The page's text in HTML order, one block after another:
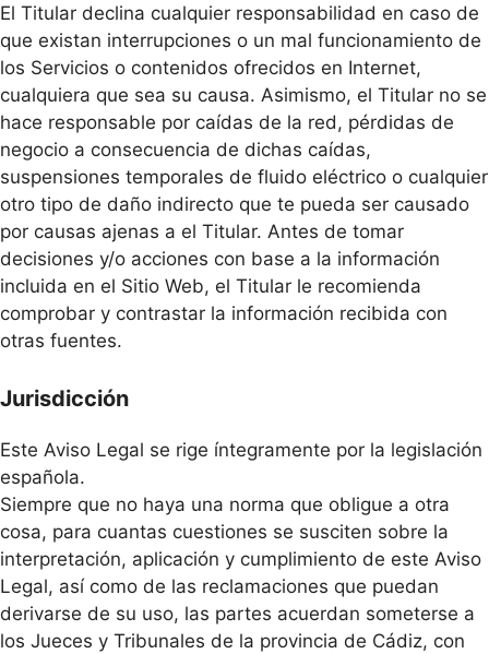
El Titular declina cualquier responsabilidad en caso de
que existan interrupciones o un mal funcionamiento de
los Servicios o contenidos ofrecidos en Internet,
cualquiera que sea su causa. Asimismo, el Titular no se
hace responsable por caídas de la red, pérdidas de
negocio a consecuencia de dichas caídas,
suspensiones temporales de fluido eléctrico o cualquier
otro tipo de daño indirecto que te pueda ser causado
por causas ajenas a el Titular. Antes de tomar
decisiones y/o acciones con base a la información
incluida en el Sitio Web, el Titular le recomienda
comprobar y contrastar la información recibida con
otras fuentes.
Jurisdicción
Este Aviso Legal se rige íntegramente por la legislación
española.
Siempre que no haya una norma que obligue a otra
cosa, para cuantas cuestiones se susciten sobre la
interpretación, aplicación y cumplimiento de este Aviso
Legal, así como de las reclamaciones que puedan
derivarse de su uso, las partes acuerdan someterse a
los Jueces y Tribunales de la provincia de Cádiz, con